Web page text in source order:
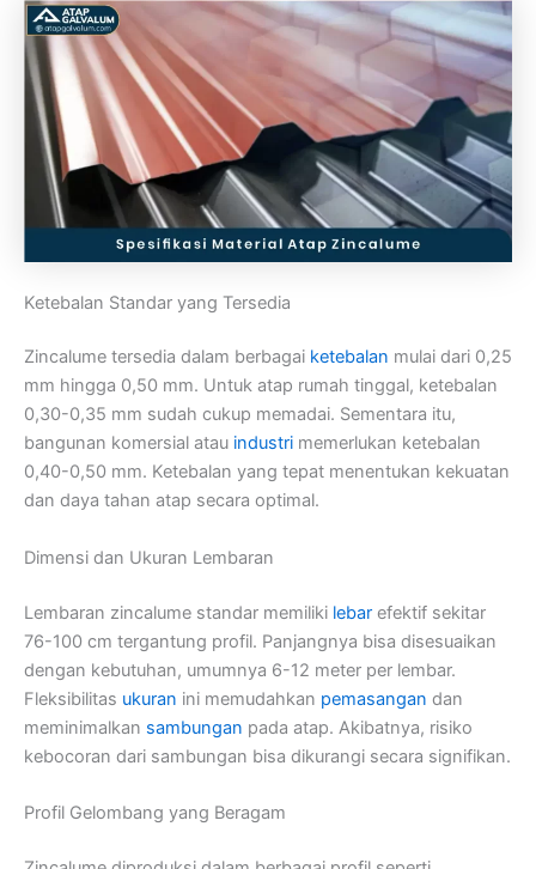
Ketebalan Standar yang Tersedia
Zincalume tersedia dalam berbagai ketebalan mulai dari 0,25
mm hingga 0,50 mm. Untuk atap rumah tinggal, ketebalan
0,30-0,35 mm sudah cukup memadai. Sementara itu,
bangunan komersial atau industri memerlukan ketebalan
0,40-0,50 mm. Ketebalan yang tepat menentukan kekuatan
dan daya tahan atap secara optimal.
Dimensi dan Ukuran Lembaran
Lembaran zincalume standar memiliki lebar efektif sekitar
76-100 cm tergantung profil. Panjangnya bisa disesuaikan
dengan kebutuhan, umumnya 6-12 meter per lembar.
Fleksibilitas ukuran ini memudahkan pemasangan dan
meminimalkan sambungan pada atap. Akibatnya, risiko
kebocoran dari sambungan bisa dikurangi secara signifikan.
Profil Gelombang yang Beragam